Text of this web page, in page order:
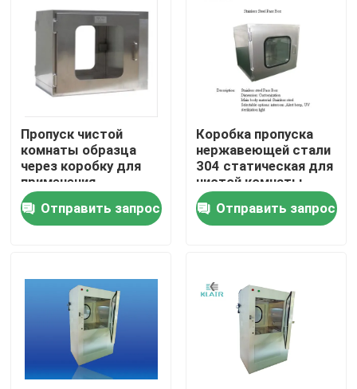
О нас
Путешествие фабрики
Проверка качества
Свяжитесь мы
Спросите цитату
воздушные фильтры мешка
Воздушные фильтры HVAC
воздушный фильтр hepa
Пропуск чистой
комнаты образца
через коробку для
применения
лаборатории
безопасности
Отправить запрос
Коробка пропуска
нержавеющей стали
304 статическая для
чистой комнаты
коррозионностойкой
Отправить запрос